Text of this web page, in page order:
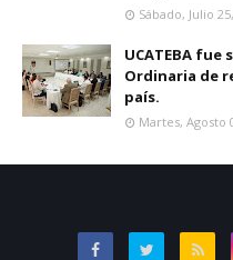
Sábado, Julio
UCATEBA fue
Ordinaria de
país.
Martes, Agosto